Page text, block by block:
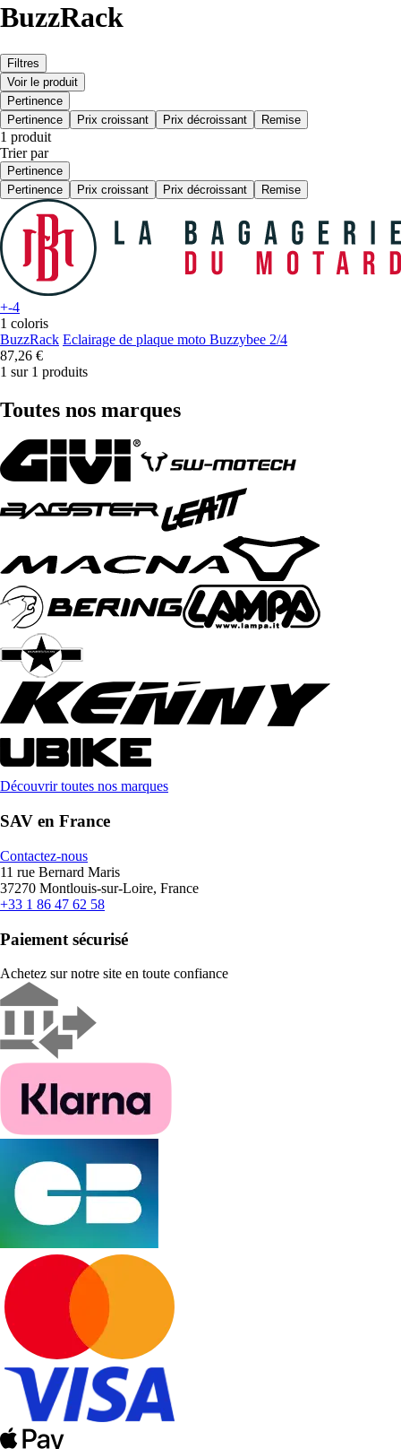
BuzzRack
Filtres
Voir le produit
Pertinence
Pertinence
Prix croissant Prix décroissant Remise
1 produit
Trier par
Pertinence
Pertinence
Prix croissant Prix décroissant Remise
+-4
1 coloris
BuzzRack Eclairage de plaque moto Buzzybee 2/4
87,26 €
1 sur 1 produits
Toutes nos marques
Découvrir toutes nos marques
SAV en France
Contactez-nous
11 rue Bernard Maris
37270 Montlouis-sur-Loire, France
+33 1 86 47 62 58
Paiement sécurisé
Achetez sur notre site en toute confiance